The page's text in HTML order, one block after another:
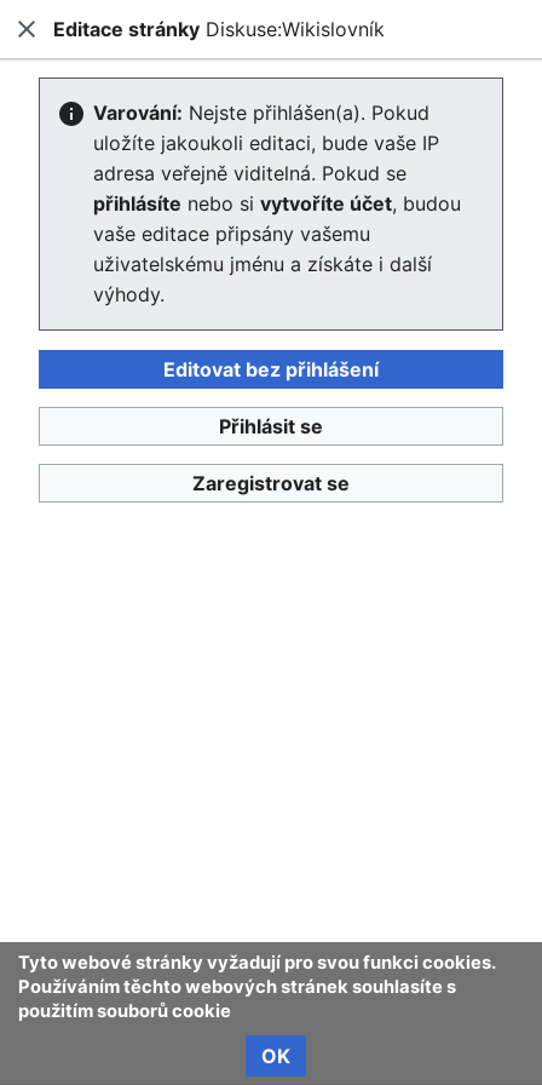
Enviwiki
Vytváření Diskuse:Wikislovník
Editor se nyní načte. Pokud tuto zprávu stále vidíte po
několika sekundách, prosímobnovte stránku .
Zpět na stránku „Wikislovník“.
Tyto webové stránky vyžadují pro svou funkci cookies.
Používáním těchto webových stránek souhlasíte s
použitím souborů cookie
OK
Ochrana osobních údajů Klasické
ZavřítEditace stránky Diskuse:Wikislovník
Varování: Nejste přihlášen(a). Pokud
uložíte jakoukoli editaci, bude vaše IP
adresa veřejně viditelná. Pokud se
přihlásíte nebo si vytvoříte účet, budou
vaše editace připsány vašemu
uživatelskému jménu a získáte i další
výhody.
Editovat bez přihlášení
Přihlásit se
Zaregistrovat se